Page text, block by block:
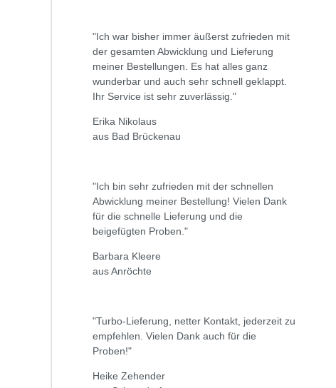
"Ich war bisher immer äußerst zufrieden mit
der gesamten Abwicklung und Lieferung
meiner Bestellungen. Es hat alles ganz
wunderbar und auch sehr schnell geklappt.
Ihr Service ist sehr zuverlässig."
Erika Nikolaus
aus Bad Brückenau
"Ich bin sehr zufrieden mit der schnellen
Abwicklung meiner Bestellung! Vielen Dank
für die schnelle Lieferung und die
beigefügten Proben."
Barbara Kleere
aus Anröchte
"Turbo-Lieferung, netter Kontakt, jederzeit zu
empfehlen. Vielen Dank auch für die
Proben!"
Heike Zehender